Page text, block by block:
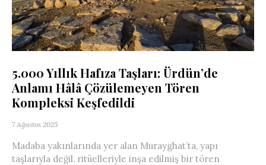
5.000 Yıllık Hafıza Taşları: Ürdün’de
Anlamı Hâlâ Çözülemeyen Tören
Kompleksi Keşfedildi
7 Ağustos 2025
Madaba yakınlarında yer alan Murayghat’ta, yapı
taşlarıyla değil, ritüelleriyle inşa edilmiş bir tören